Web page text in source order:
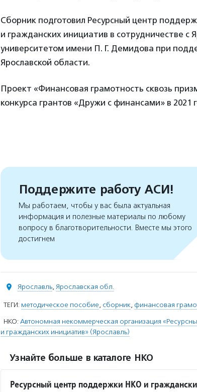
Сборник подготовил Ресурсный центр
и гражданских инициатив в сотрудничестве с
университетом имени П. Г. Демидова при
Ярославской области.
Проект «Финансовая грамотность сквозь
конкурса грантов «Дружи с финансами» в 2021
Поддержите работу АСИ!
Мы работаем, чтобы у вас была актуальная
информация и полезные материалы по любому
вопросу в благотворительности. Вместе мы этого
достигнем
Ярославль, Ярославская обл.
ТЕГИ: методическое пособие, сборник, финансовая
НКО: Автономная некоммерческая организация
и гражданских инициатив» (Ярославль)
Узнайте больше в каталоге НКО
Ресурсный центр поддержки НКО и